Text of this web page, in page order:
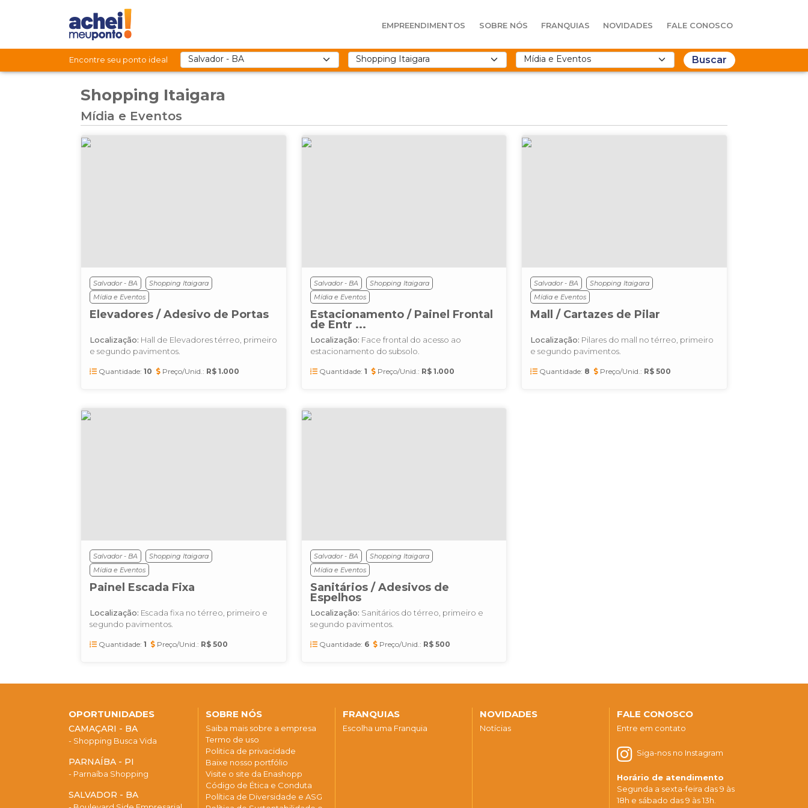
EMPREENDIMENTOS SOBRE NÓS FRANQUIAS NOVIDADES FALE CONOSCO
Encontre seu ponto ideal Buscar
Shopping Itaigara
Mídia e Eventos
Salvador - BA
Shopping Itaigara
Mídia e Eventos
Elevadores / Adesivo de Portas
Localização: Hall de Elevadores térreo, primeiro
e segundo pavimentos.
Quantidade: 10 Preço/Unid.: R$ 1.000
Salvador - BA
Shopping Itaigara
Mídia e Eventos
Estacionamento / Painel Frontal
de Entr ...
Localização: Face frontal do acesso ao
estacionamento do subsolo.
Quantidade: 1 Preço/Unid.: R$ 1.000
Salvador - BA
Shopping Itaigara
Mídia e Eventos
Mall / Cartazes de Pilar
Localização: Pilares do mall no térreo, primeiro
e segundo pavimentos.
Quantidade: 8 Preço/Unid.: R$ 500
Salvador - BA
Shopping Itaigara
Mídia e Eventos
Painel Escada Fixa
Localização: Escada fixa no térreo, primeiro e
segundo pavimentos.
Quantidade: 1 Preço/Unid.: R$ 500
Salvador - BA
Shopping Itaigara
Mídia e Eventos
Sanitários / Adesivos de
Espelhos
Localização: Sanitários do térreo, primeiro e
segundo pavimentos.
Quantidade: 6 Preço/Unid.: R$ 500
OPORTUNIDADES
CAMAÇARI - BA
- Shopping Busca Vida
PARNAÍBA - PI
- Parnaíba Shopping
SALVADOR - BA
SOBRE NÓS
Saiba mais sobre a empresa
Termo de uso
Politica de privacidade
Baixe nosso portfólio
Visite o site da Enashopp
Código de Ética e Conduta
Política de Diversidade e ASG
FRANQUIAS
Escolha uma Franquia
NOVIDADES
Notícias
FALE CONOSCO
Entre em contato
Siga-nos no Instagram
Horário de atendimento
Segunda a sexta-feira das 9 às
18h e sábado das 9 às 13h.